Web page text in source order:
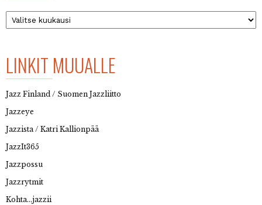
Arkisto
LINKIT MUUALLE
Jazz Finland / Suomen Jazzliitto
Jazzeye
Jazzista / Katri Kallionpää
JazzIt365
Jazzpossu
Jazzrytmit
Kohta…jazzii